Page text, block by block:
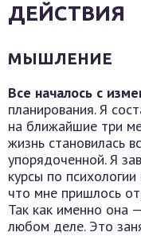
ДЕЙСТВИЯ
МЫШЛЕНИЕ
Все началось с
планирования. Я
на ближайшие три
жизнь становилась
упорядоченной. Я
курсы по
что мне пришлось
Так как именно она
любом деле. Это